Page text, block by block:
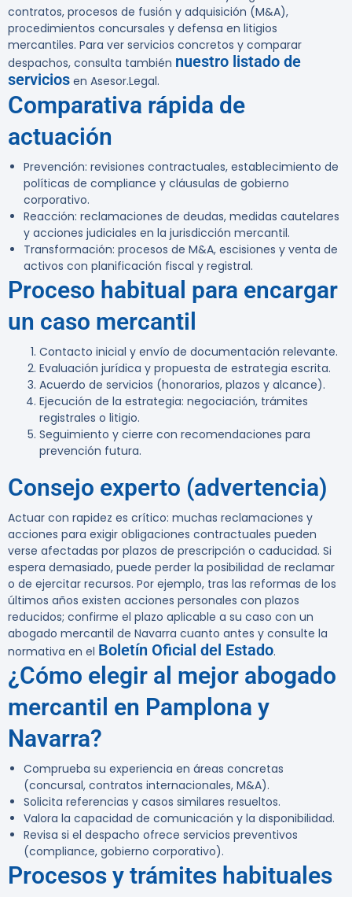
contratos, procesos de fusión y adquisición (M&A),
procedimientos concursales y defensa en litigios
mercantiles. Para ver servicios concretos y comparar
despachos, consulta también nuestro listado de
servicios en Asesor.Legal.
Comparativa rápida de
actuación
Prevención: revisiones contractuales, establecimiento de
políticas de compliance y cláusulas de gobierno
corporativo.
Reacción: reclamaciones de deudas, medidas cautelares
y acciones judiciales en la jurisdicción mercantil.
Transformación: procesos de M&A, escisiones y venta de
activos con planificación fiscal y registral.
Proceso habitual para encargar
un caso mercantil
Contacto inicial y envío de documentación relevante.
Evaluación jurídica y propuesta de estrategia escrita.
Acuerdo de servicios (honorarios, plazos y alcance).
Ejecución de la estrategia: negociación, trámites
registrales o litigio.
Seguimiento y cierre con recomendaciones para
prevención futura.
Consejo experto (advertencia)
Actuar con rapidez es crítico: muchas reclamaciones y
acciones para exigir obligaciones contractuales pueden
verse afectadas por plazos de prescripción o caducidad. Si
espera demasiado, puede perder la posibilidad de reclamar
o de ejercitar recursos. Por ejemplo, tras las reformas de los
últimos años existen acciones personales con plazos
reducidos; confirme el plazo aplicable a su caso con un
abogado mercantil de Navarra cuanto antes y consulte la
normativa en el Boletín Oficial del Estado.
¿Cómo elegir al mejor abogado
mercantil en Pamplona y
Navarra?
Comprueba su experiencia en áreas concretas
(concursal, contratos internacionales, M&A).
Solicita referencias y casos similares resueltos.
Valora la capacidad de comunicación y la disponibilidad.
Revisa si el despacho ofrece servicios preventivos
(compliance, gobierno corporativo).
Procesos y trámites habituales